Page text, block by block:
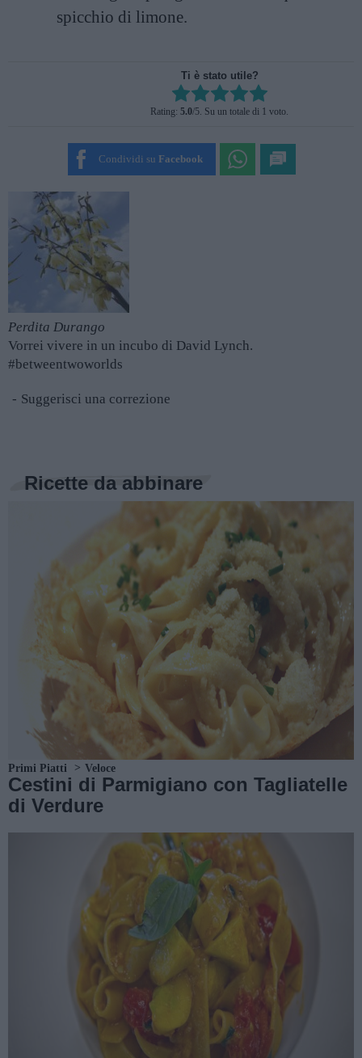
spicchio di limone.
Ti è stato utile?
Rate this item:
SUBMIT RATING
Rating: 5.0/5. Su un totale di 1 voto.
Condividi su Facebook
Perdita Durango
Vorrei vivere in un incubo di David Lynch.
#betweentwoworlds
Suggerisci una correzione
Ricette da abbinare
Primi Piatti Veloce
Cestini di Parmigiano con Tagliatelle
di Verdure